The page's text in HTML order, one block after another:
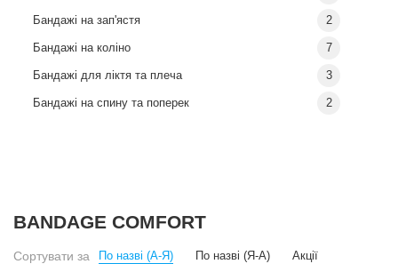
Бандажі на зап'ястя 2
Бандажі на коліно 7
Бандажі для ліктя та плеча 3
Бандажі на спину та поперек 2
BANDAGE COMFORT
Сортувати за По назві (А-Я) По назві (Я-А)
Акції